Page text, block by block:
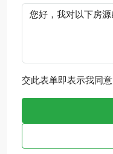
交此表单即表示我同意